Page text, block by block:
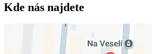
Kde nás najdete